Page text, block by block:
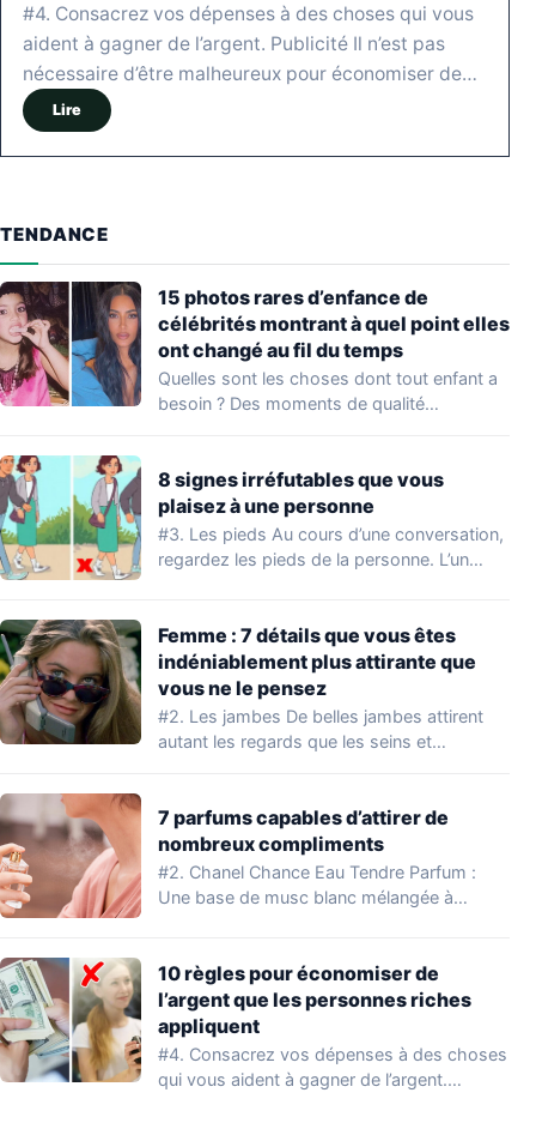
#4. Consacrez vos dépenses à des choses qui vous
aident à gagner de l’argent. Publicité Il n’est pas
nécessaire d’être malheureux pour économiser de…
Lire
TENDANCE
15 photos rares d’enfance de
célébrités montrant à quel point elles
ont changé au fil du temps
Quelles sont les choses dont tout enfant a
besoin ? Des moments de qualité…
8 signes irréfutables que vous
plaisez à une personne
#3. Les pieds Au cours d’une conversation,
regardez les pieds de la personne. L’un…
Femme : 7 détails que vous êtes
indéniablement plus attirante que
vous ne le pensez
#2. Les jambes De belles jambes attirent
autant les regards que les seins et…
7 parfums capables d’attirer de
nombreux compliments
#2. Chanel Chance Eau Tendre Parfum :
Une base de musc blanc mélangée à…
10 règles pour économiser de
l’argent que les personnes riches
appliquent
#4. Consacrez vos dépenses à des choses
qui vous aident à gagner de l’argent.…